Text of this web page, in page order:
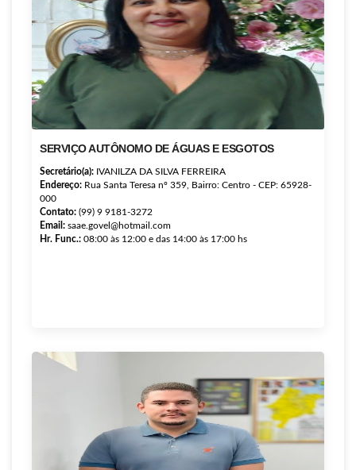
SERVIÇO AUTÔNOMO DE ÁGUAS E ESGOTOS
Secretário(a): IVANILZA DA SILVA FERREIRA
Endereço: Rua Santa Teresa nº 359, Bairro: Centro - CEP: 65928-
000
Contato: (99) 9 9181-3272
Email: saae.govel@hotmail.com
Hr. Func.: 08:00 às 12:00 e das 14:00 às 17:00 hs